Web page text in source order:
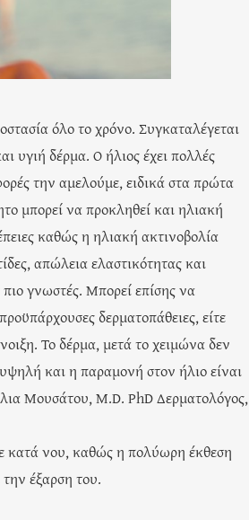
όλο το χρόνο. Συγκαταλέγεται
υγιή δέρμα. Ο ήλιος έχει πολλές
την αμελούμε, ειδικά στα πρώτα
μπορεί να προκληθεί και ηλιακή
καθώς η ηλιακή ακτινοβολία
απώλεια ελαστικότητας και
γνωστές. Μπορεί επίσης να
δερματοπάθειες, είτε
Το δέρμα, μετά το χειμώνα δεν
και η παραμονή στον ήλιο είναι
Μουσάτου, Μ.D. PhD Δερματολόγος,
κατά νου, καθώς η πολύωρη έκθεση
έξαρση του.